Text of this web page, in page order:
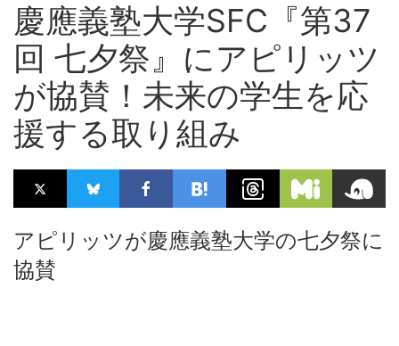
慶應義塾大学SFC『第37
回 七夕祭』にアピリッツ
が協賛！未来の学生を応
援する取り組み
アピリッツが慶應義塾大学の七夕祭に
協賛